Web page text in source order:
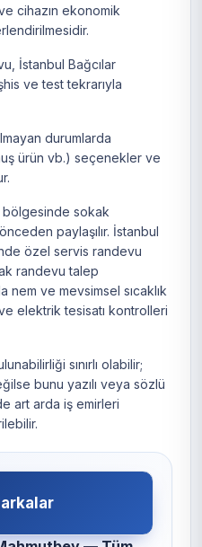
cihazın ekonomik
İstanbul Bağcılar
ve test tekrarıyla
durumlarda
ürün vb.) seçenekler ve
bölgesinde sokak
paylaşılır. İstanbul
özel servis randevu
randevu talep
nem ve mevsimsel sıcaklık
elektrik tesisatı kontrolleri
sınırlı olabilir;
bunu yazılı veya sözlü
art arda iş emirleri